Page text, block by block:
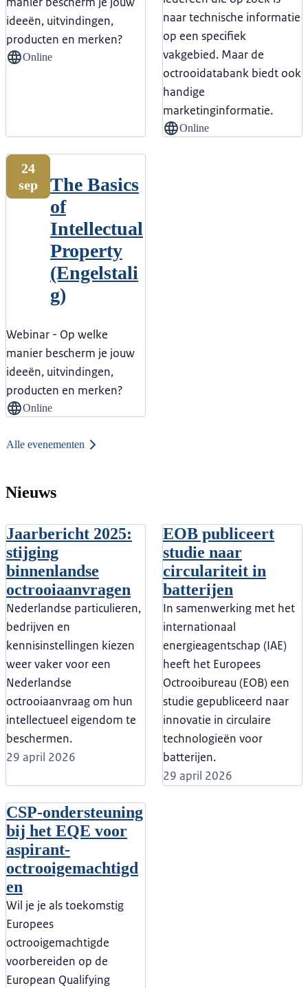
ideeën, uitvindingen,
producten en merken?
Online
naar technische informatie
op een specifiek
vakgebied. Maar de
octrooidatabank biedt ook
handige
marketinginformatie.
Online
24
sep
The Basics
of
Intellectual
Property
(Engelstali
g)
Webinar - Op welke
manier bescherm je jouw
ideeën, uitvindingen,
producten en merken?
Online
Alle evenementen
Nieuws
Jaarbericht 2025:
stijging
binnenlandse
octrooiaanvragen
Nederlandse particulieren,
bedrijven en
kennisinstellingen kiezen
weer vaker voor een
Nederlandse
octrooiaanvraag om hun
intellectueel eigendom te
beschermen.
29 april 2026
EOB publiceert
studie naar
circulariteit in
batterijen
In samenwerking met het
internationaal
energieagentschap (IAE)
heeft het Europees
Octrooibureau (EOB) een
studie gepubliceerd naar
innovatie in circulaire
technologieën voor
batterijen.
29 april 2026
CSP-ondersteuning
bij het EQE voor
aspirant-
octrooigemachtigd
en
Wil je je als toekomstig
Europees
octrooigemachtigde
voorbereiden op de
European Qualifying